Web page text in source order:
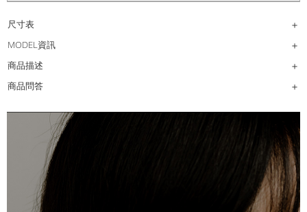
尺寸表
MODEL資訊
商品描述
商品問答